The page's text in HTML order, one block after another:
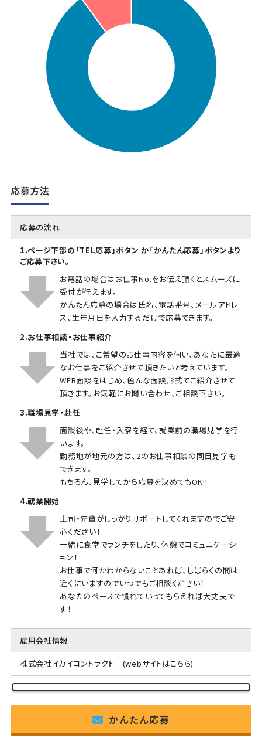
応募方法
応募の流れ
1.ページ下部の「TEL応募」ボタン か「かんたん応募」ボタンより
ご応募下さい。
お電話の場合はお仕事No.をお伝え頂くとスムーズに
受付が行えます。
かんたん応募の場合は氏名、電話番号、メールアドレ
ス、生年月日を入力するだけで応募できます。
2.お仕事相談・お仕事紹介
当社では、ご希望のお仕事内容を伺い、あなたに最適
なお仕事をご紹介させて頂きたいと考えています。
WEB面談をはじめ、色んな面談形式でご紹介させて
頂きます。お気軽にお問い合わせ、ご相談下さい。
3.職場見学・赴任
面談後や、赴任・入寮を経て、就業前の職場見学を行
います。
勤務地が地元の方は、2のお仕事相談の同日見学も
できます。
もちろん、見学してから応募を決めてもOK!!
4.就業開始
上司・先輩がしっかりサポートしてくれますのでご安
心ください！
一緒に食堂でランチをしたり、休憩でコミュニケーシ
ョン！
お仕事で何かわからないことあれば、しばらくの間は
近くにいますのでいつでもご相談ください！
あなたのペースで慣れていってもらえれば大丈夫で
す！
雇用会社情報
株式会社イカイコントラクト (webサイトはこちら)
かんたん応募